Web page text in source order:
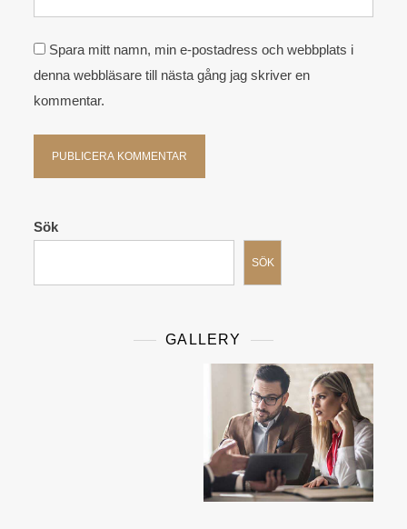
Spara mitt namn, min e-postadress och webbplats i
denna webbläsare till nästa gång jag skriver en
kommentar.
Sök
SÖK
GALLERY